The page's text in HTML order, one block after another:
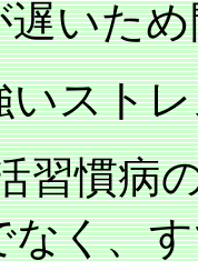
いた
いスト
習慣病
なく、